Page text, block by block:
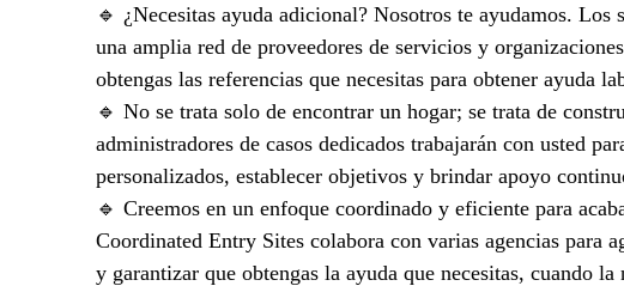
🔹 ¿Necesitas ayuda adicional? Nosotros te ayudamos.
una amplia red de proveedores de servicios y
obtengas las referencias que necesitas para obtener ayuda
🔹 No se trata solo de encontrar un hogar; se trata de
administradores de casos dedicados trabajarán con usted
personalizados, establecer objetivos y brindar apoyo
🔹 Creemos en un enfoque coordinado y eficiente para
Coordinated Entry Sites colabora con varias agencias para
y garantizar que obtengas la ayuda que necesitas, cuando la